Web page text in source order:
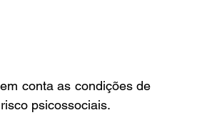
conta as condições de
psicossociais.